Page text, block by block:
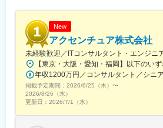
■組織構成：執行役員、MGR、シニア
ト
アナリストは20代中盤～30代前半で、
方も多数活躍しております。
■研修体制：
未経験からご入社された方には、2年
New
アクセンチュア株式会社
未経験歓迎／ITコンサルタント・エンジニ
掲載予定期間： 2026/6/25（木） 〜
2026/8/26（水）
更新日： 2026/7/1（水）